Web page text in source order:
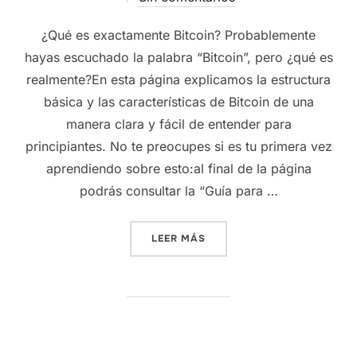
¿Qué es exactamente Bitcoin? Probablemente
hayas escuchado la palabra “Bitcoin”, pero ¿qué es
realmente?En esta página explicamos la estructura
básica y las características de Bitcoin de una
manera clara y fácil de entender para
principiantes. No te preocupes si es tu primera vez
aprendiendo sobre esto:al final de la página
podrás consultar la “Guía para …
LEER MÁS